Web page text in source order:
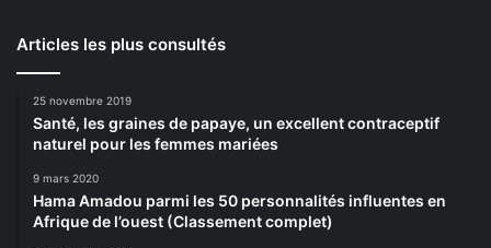
Articles les plus consultés
25 novembre 2019
Santé, les graines de papaye, un excellent contraceptif
naturel pour les femmes mariées
9 mars 2020
Hama Amadou parmi les 50 personnalités influentes en
Afrique de l’ouest (Classement complet)